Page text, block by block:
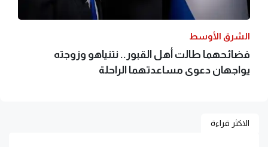
الشرق الأوسط
فضائحهما طالت أهل القبور.. نتنياهو وزوجته
يواجهان دعوى مساعدتهما الراحلة
الاكثر قراءة